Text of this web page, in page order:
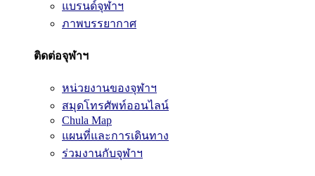
แบรนด์จุฬาฯ
ภาพบรรยากาศ
ติดต่อจุฬาฯ
หน่วยงานของจุฬาฯ
สมุดโทรศัพท์ออนไลน์
Chula Map
แผนที่และการเดินทาง
ร่วมงานกับจุฬาฯ